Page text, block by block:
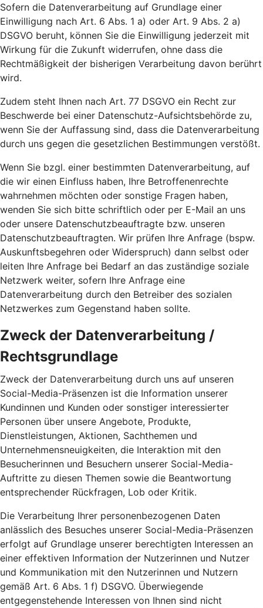
Sofern die Datenverarbeitung auf Grundlage einer
Einwilligung nach Art. 6 Abs. 1 a) oder Art. 9 Abs. 2 a)
DSGVO beruht, können Sie die Einwilligung jederzeit mit
Wirkung für die Zukunft widerrufen, ohne dass die
Rechtmäßigkeit der bisherigen Verarbeitung davon berührt
wird.
Zudem steht Ihnen nach Art. 77 DSGVO ein Recht zur
Beschwerde bei einer Datenschutz-Aufsichtsbehörde zu,
wenn Sie der Auffassung sind, dass die Datenverarbeitung
durch uns gegen die gesetzlichen Bestimmungen verstößt.
Wenn Sie bzgl. einer bestimmten Datenverarbeitung, auf
die wir einen Einfluss haben, Ihre Betroffenenrechte
wahrnehmen möchten oder sonstige Fragen haben,
wenden Sie sich bitte schriftlich oder per E-Mail an uns
oder unsere Datenschutzbeauftragte bzw. unseren
Datenschutzbeauftragten. Wir prüfen Ihre Anfrage (bspw.
Auskunftsbegehren oder Widerspruch) dann selbst oder
leiten Ihre Anfrage bei Bedarf an das zuständige soziale
Netzwerk weiter, sofern Ihre Anfrage eine
Datenverarbeitung durch den Betreiber des sozialen
Netzwerkes zum Gegenstand haben sollte.
Zweck der Datenverarbeitung /
Rechtsgrundlage
Zweck der Datenverarbeitung durch uns auf unseren
Social-Media-Präsenzen ist die Information unserer
Kundinnen und Kunden oder sonstiger interessierter
Personen über unsere Angebote, Produkte,
Dienstleistungen, Aktionen, Sachthemen und
Unternehmensneuigkeiten, die Interaktion mit den
Besucherinnen und Besuchern unserer Social-Media-
Auftritte zu diesen Themen sowie die Beantwortung
entsprechender Rückfragen, Lob oder Kritik.
Die Verarbeitung Ihrer personenbezogenen Daten
anlässlich des Besuches unserer Social-Media-Präsenzen
erfolgt auf Grundlage unserer berechtigten Interessen an
einer effektiven Information der Nutzerinnen und Nutzer
und Kommunikation mit den Nutzerinnen und Nutzern
gemäß Art. 6 Abs. 1 f) DSGVO. Überwiegende
entgegenstehende Interessen von Ihnen sind nicht